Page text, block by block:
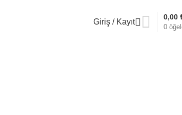
Giriş / Kayıt
0
0,00